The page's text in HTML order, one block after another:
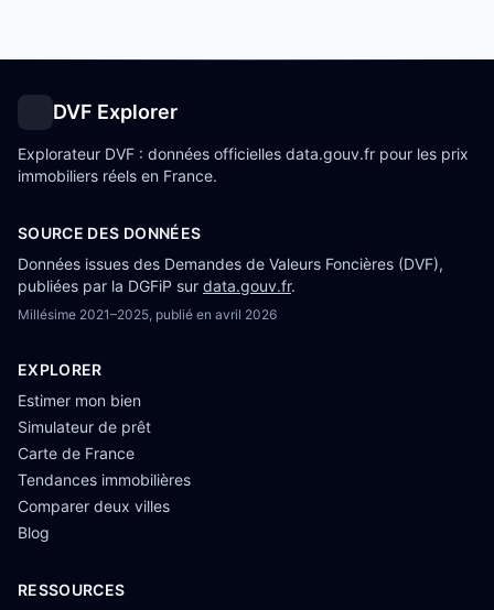
DVF Explorer
Explorateur DVF : données officielles data.gouv.fr pour les prix
immobiliers réels en France.
SOURCE DES DONNÉES
Données issues des Demandes de Valeurs Foncières (DVF),
publiées par la DGFiP sur data.gouv.fr.
Millésime 2021–2025, publié en avril 2026
EXPLORER
Estimer mon bien
Simulateur de prêt
Carte de France
Tendances immobilières
Comparer deux villes
Blog
RESSOURCES